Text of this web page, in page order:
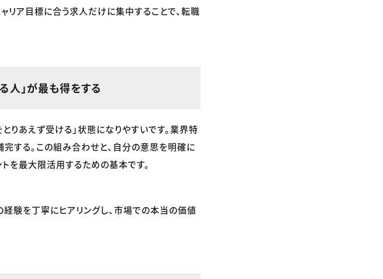
リア目標に合う求人だけに集中することで、転職
人」が最も得をする
りあえず受ける」状態になりやすいです。業界特
する。この組み合わせと、自分の意思を明確に
を最大限活用するための基本です。
験を丁寧にヒアリングし、市場での本当の価値